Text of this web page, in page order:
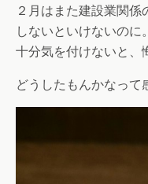
２月はまた建設業関
しないといけないのに。
十分気を付けないと、
どうしたもんかなって